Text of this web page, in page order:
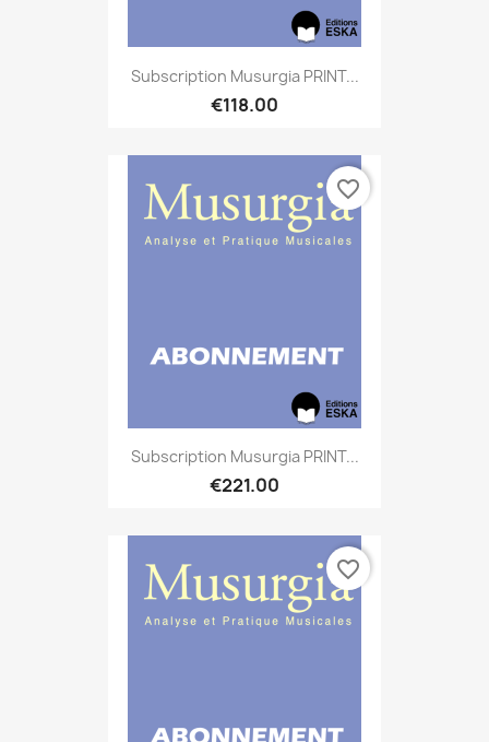
Subscription Musurgia PRINT...
€118.00
Subscription Musurgia PRINT...
€221.00
favorite_border
favorite_border